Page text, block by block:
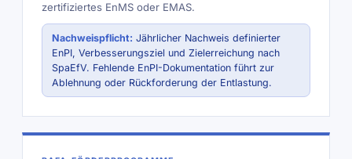
zertifiziertes EnMS oder EMAS.
Nachweispflicht: Jährlicher Nachweis definierter
EnPI, Verbesserungsziel und Zielerreichung nach
SpaEfV. Fehlende EnPI-Dokumentation führt zur
Ablehnung oder Rückforderung der Entlastung.